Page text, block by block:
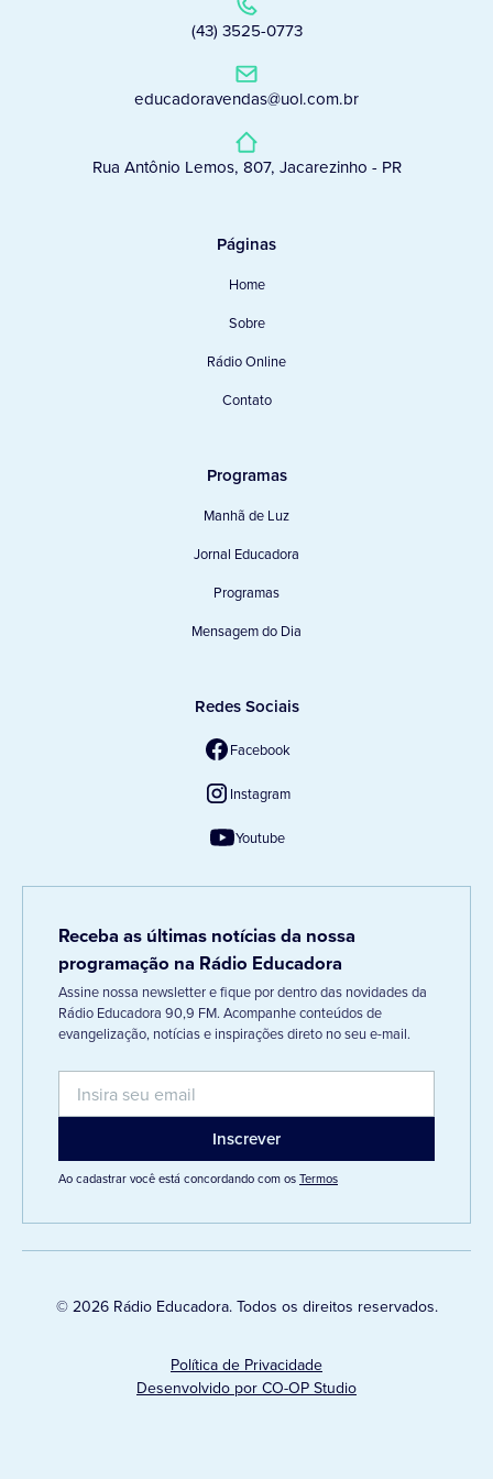
(43) 3525-0773
educadoravendas@uol.com.br
Rua Antônio Lemos, 807, Jacarezinho - PR
Páginas
Home
Sobre
Rádio Online
Contato
Programas
Manhã de Luz
Jornal Educadora
Programas
Mensagem do Dia
Redes Sociais
Facebook
Instagram
Youtube
Receba as últimas notícias da nossa
programação na Rádio Educadora
Assine nossa newsletter e fique por dentro das novidades da
Rádio Educadora 90,9 FM. Acompanhe conteúdos de
evangelização, notícias e inspirações direto no seu e-mail.
Ao cadastrar você está concordando com osTermos
© 2026 Rádio Educadora. Todos os direitos reservados.
Política de Privacidade
Desenvolvido por CO-OP Studio